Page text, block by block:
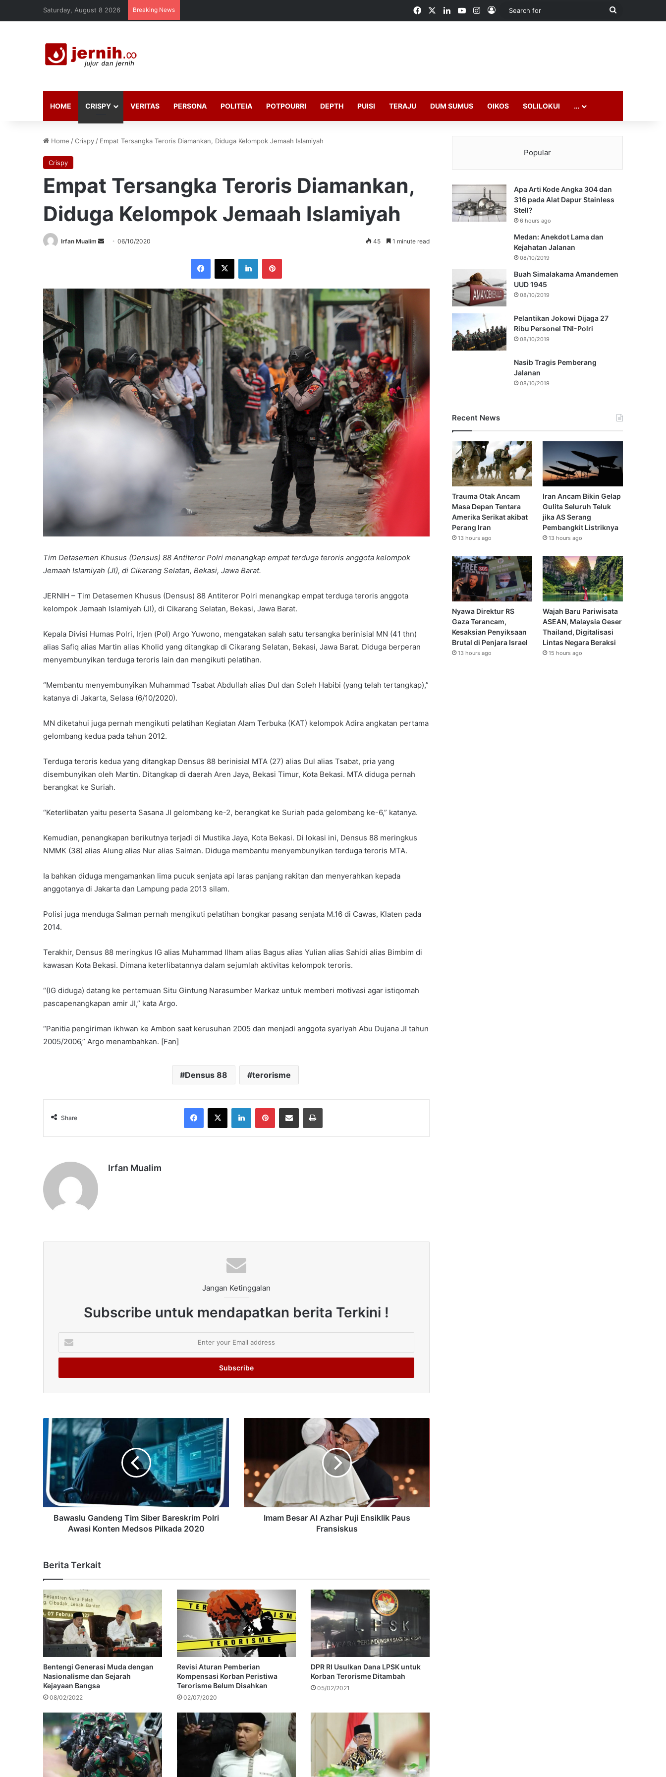
Saturday, August 8 2026 Breaking News FacebookLinkedInYouTubeInstagram
Log In
Search
HOME CRISPY VERITAS PERSONA POLITEIA POTPOURRI DEPTH PUISI TERAJU DUM SUMUS OIKOS SOLILOKUI …
Home /Crispy / Empat Tersangka Teroris Diamankan, Diduga Kelompok Jemaah Islamiyah
Crispy
Empat Tersangka Teroris Diamankan,
Diduga Kelompok Jemaah Islamiyah
Irfan Mualim
Send06/10/2020 45 1 minute read
Facebook
X LinkedInPinterest
Tim Detasemen Khusus (Densus) 88 Antiteror Polri menangkap empat terduga teroris anggota kelompok
Jemaah Islamiyah (JI), di Cikarang Selatan, Bekasi, Jawa Barat.
JERNIH – Tim Detasemen Khusus (Densus) 88 Antiteror Polri menangkap empat terduga teroris anggota
kelompok Jemaah Islamiyah (JI), di Cikarang Selatan, Bekasi, Jawa Barat.
Kepala Divisi Humas Polri, Irjen (Pol) Argo Yuwono, mengatakan salah satu tersangka berinisial MN (41 thn)
alias Safiq alias Martin alias Kholid yang ditangkap di Cikarang Selatan, Bekasi, Jawa Barat. Diduga berperan
menyembunyikan terduga teroris lain dan mengikuti pelatihan.
“Membantu menyembunyikan Muhammad Tsabat Abdullah alias Dul dan Soleh Habibi (yang telah tertangkap),”
katanya di Jakarta, Selasa (6/10/2020).
MN diketahui juga pernah mengikuti pelatihan Kegiatan Alam Terbuka (KAT) kelompok Adira angkatan pertama
gelombang kedua pada tahun 2012.
Terduga teroris kedua yang ditangkap Densus 88 berinisial MTA (27) alias Dul alias Tsabat, pria yang
disembunyikan oleh Martin. Ditangkap di daerah Aren Jaya, Bekasi Timur, Kota Bekasi. MTA diduga pernah
berangkat ke Suriah.
“Keterlibatan yaitu peserta Sasana JI gelombang ke-2, berangkat ke Suriah pada gelombang ke-6,” katanya.
Kemudian, penangkapan berikutnya terjadi di Mustika Jaya, Kota Bekasi. Di lokasi ini, Densus 88 meringkus
NMMK (38) alias Alung alias Nur alias Salman. Diduga membantu menyembunyikan terduga teroris MTA.
Ia bahkan diduga mengamankan lima pucuk senjata api laras panjang rakitan dan menyerahkan kepada
anggotanya di Jakarta dan Lampung pada 2013 silam.
Polisi juga menduga Salman pernah mengikuti pelatihan bongkar pasang senjata M.16 di Cawas, Klaten pada
2014.
Terakhir, Densus 88 meringkus IG alias Muhammad Ilham alias Bagus alias Yulian alias Sahidi alias Bimbim di
kawasan Kota Bekasi. Dimana keterlibatannya dalam sejumlah aktivitas kelompok teroris.
“(IG diduga) datang ke pertemuan Situ Gintung Narasumber Markaz untuk memberi motivasi agar istiqomah
pascapenangkapan amir JI,” kata Argo.
“Panitia pengiriman ikhwan ke Ambon saat kerusuhan 2005 dan menjadi anggota syariyah Abu Dujana JI tahun
2005/2006,” Argo menambahkan. [Fan]
Densus 88 terorisme
Share
Facebook
X LinkedInPinterestShare via Email Print
Irfan Mualim
Jangan Ketinggalan
Subscribe untuk mendapatkan berita Terkini !
your
Email
Bawaslu Gandeng Tim Siber Bareskrim Polri
Awasi Konten Medsos Pilkada 2020
Imam Besar Al Azhar Puji Ensiklik Paus
Fransiskus
Berita Terkait
Bentengi Generasi Muda dengan
Nasionalisme dan Sejarah
Kejayaan Bangsa
08/02/2022
Revisi Aturan Pemberian
Kompensasi Korban Peristiwa
Terorisme Belum Disahkan
02/07/2020
DPR RI Usulkan Dana LPSK untuk
Korban Terorisme Ditambah
05/02/2021
Popular
Apa Arti Kode Angka 304 dan
316 pada Alat Dapur Stainless
Stell?
6 hours ago
Medan: Anekdot Lama dan
Kejahatan Jalanan
08/10/2019
Buah Simalakama Amandemen
UUD 1945
08/10/2019
Pelantikan Jokowi Dijaga 27
Ribu Personel TNI-Polri
08/10/2019
Nasib Tragis Pemberang
Jalanan
08/10/2019
Recent News
Trauma Otak Ancam
Masa Depan Tentara
Amerika Serikat akibat
Perang Iran
13 hours ago
Iran Ancam Bikin Gelap
Gulita Seluruh Teluk
jika AS Serang
Pembangkit Listriknya
13 hours ago
Nyawa Direktur RS
Gaza Terancam,
Kesaksian Penyiksaan
Brutal di Penjara Israel
13 hours ago
Wajah Baru Pariwisata
ASEAN, Malaysia Geser
Thailand, Digitalisasi
Lintas Negara Beraksi
15 hours ago